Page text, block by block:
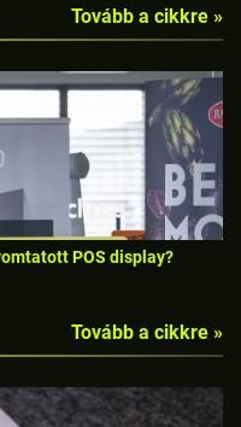
Tovább a cikkre »
POS display?
Tovább a cikkre »